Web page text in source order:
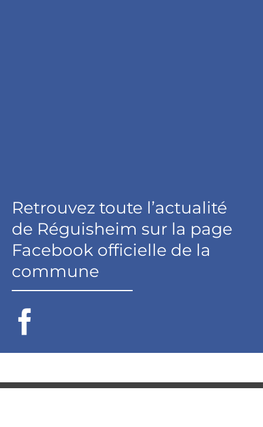
Retrouvez toute l’actualité
de Réguisheim sur la page
Facebook officielle de la
commune